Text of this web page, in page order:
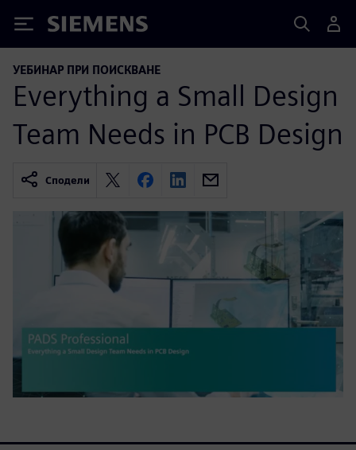
Siemens
УЕБИНАР ПРИ ПОИСКВАНЕ
Everything a Small Design
Team Needs in PCB Design
Сподели